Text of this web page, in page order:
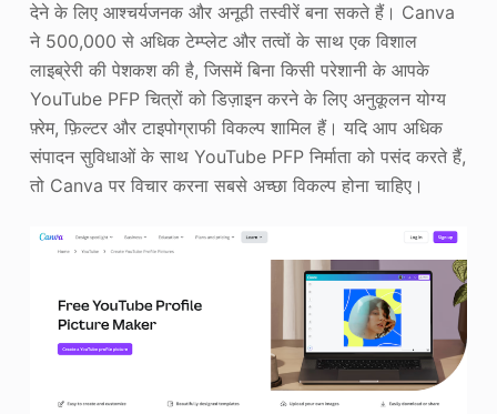
देने के लिए आश्चर्यजनक और अनूठी तस्वीरें बना सकते हैं। Canva
ने 500,000 से अधिक टेम्प्लेट और तत्वों के साथ एक विशाल
लाइब्रेरी की पेशकश की है, जिसमें बिना किसी परेशानी के आपके
YouTube PFP चित्रों को डिज़ाइन करने के लिए अनुकूलन योग्य
फ़्रेम, फ़िल्टर और टाइपोग्राफी विकल्प शामिल हैं। यदि आप अधिक
संपादन सुविधाओं के साथ YouTube PFP निर्माता को पसंद करते हैं,
तो Canva पर विचार करना सबसे अच्छा विकल्प होना चाहिए।